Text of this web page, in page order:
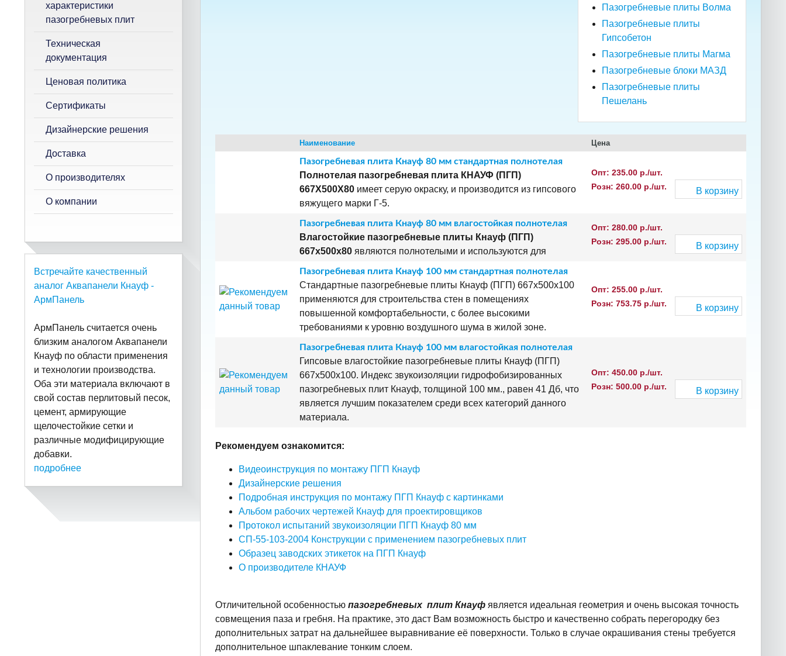
Пазогребневые плиты Волма
Пазогребневые плиты
Гипсобетон
Пазогребневые плиты Магма
Пазогребневые блоки МАЗД
Пазогребневые плиты
Пешелань
Наименование Цена
Пазогребневая плита Кнауф 80 мм стандартная полнотелая
Полнотелая пазогребневая плита КНАУФ (ПГП)
667Х500Х80 имеет серую окраску, и производится из гипсового
вяжущего марки Г-5.
Опт: 235.00 р./шт.
Розн: 260.00 р./шт.
В корзину
Пазогребневая плита Кнауф 80 мм влагостойкая полнотелая
Влагостойкие пазогребневые плиты Кнауф (ПГП)
667х500х80 являются полнотелыми и используются для
Опт: 280.00 р./шт.
Розн: 295.00 р./шт.
В корзину
Пазогребневая плита Кнауф 100 мм стандартная полнотелая
Стандартные пазогребневые плиты Кнауф (ПГП) 667х500х100
применяются для строительства стен в помещениях
повышенной комфортабельности, с более высокими
требованиями к уровню воздушного шума в жилой зоне.
Опт: 255.00 р./шт.
Розн: 753.75 р./шт.
В корзину
Пазогребневая плита Кнауф 100 мм влагостойкая полнотелая
Гипсовые влагостойкие пазогребневые плиты Кнауф (ПГП)
667х500х100. Индекс звукоизоляции гидрофобизированных
пазогребневых плит Кнауф, толщиной 100 мм., равен 41 Дб, что
является лучшим показателем среди всех категорий данного
материала.
Опт: 450.00 р./шт.
Розн: 500.00 р./шт.
В корзину
Рекомендуем ознакомится:
Видеоинструкция по монтажу ПГП Кнауф
Дизайнерские решения
Подробная инструкция по монтажу ПГП Кнауф с картинками
Альбом рабочих чертежей Кнауф для проектировщиков
Протокол испытаний звукоизоляции ПГП Кнауф 80 мм
СП-55-103-2004 Конструкции с применением пазогребневых плит
Образец заводских этикеток на ПГП Кнауф
О производителе КНАУФ
Отличительной особенностью пазогребневых плит Кнауф является идеальная геометрия и очень высокая точность
совмещения паза и гребня. На практике, это даст Вам возможность быстро и качественно собрать перегородку без
дополнительных затрат на дальнейшее выравнивание её поверхности. Только в случае окрашивания стены требуется
дополнительное шпаклевание тонким слоем.
характеристики
пазогребневых плит
Техническая
документация
Ценовая политика
Сертификаты
Дизайнерские решения
Доставка
О производителях
О компании
Встречайте качественный
аналог Аквапанели Кнауф -
АрмПанель
АрмПанель считается очень
близким аналогом Аквапанели
Кнауф по области применения
и технологии производства.
Оба эти материала включают в
свой состав перлитовый песок,
цемент, армирующие
щелочестойкие сетки и
различные модифицирующие
добавки.
подробнее